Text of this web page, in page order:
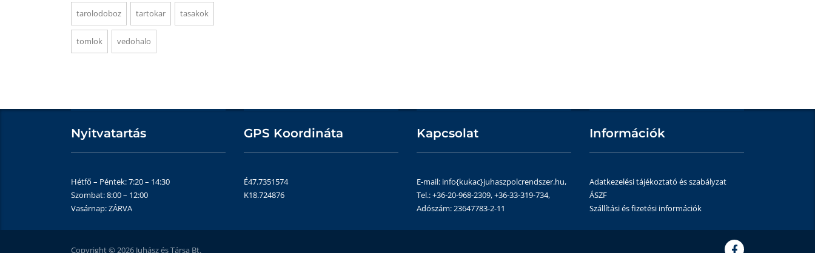
tarolodoboz tartokar tasakok
tomlok vedohalo
Nyitvatartás
Hétfő – Péntek: 7:20 – 14:30
Szombat: 8:00 – 12:00
Vasárnap: ZÁRVA
GPS Koordináta
É47.7351574
K18.724876
Kapcsolat
E-mail: info{kukac}juhaszpolcrendszer.hu,
Tel.: +36-20-968-2309, +36-33-319-734,
Adószám: 23647783-2-11
Információk
Adatkezelési tájékoztató és szabályzat
ÁSZF
Szállítási és fizetési információk
Copyright © 2026 Juhász és Társa Bt.